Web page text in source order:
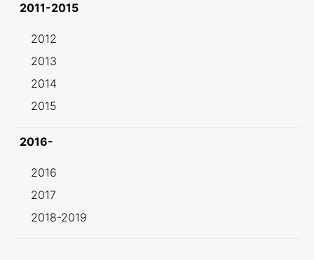
2011-2015
2012
2013
2014
2015
2016-
2016
2017
2018-2019